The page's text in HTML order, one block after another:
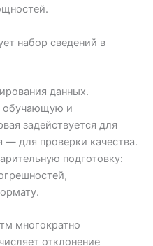
набор сведений в
данных.
обучающую и
задействуется для
— для проверки качества.
подготовку:
многократно
отклонение